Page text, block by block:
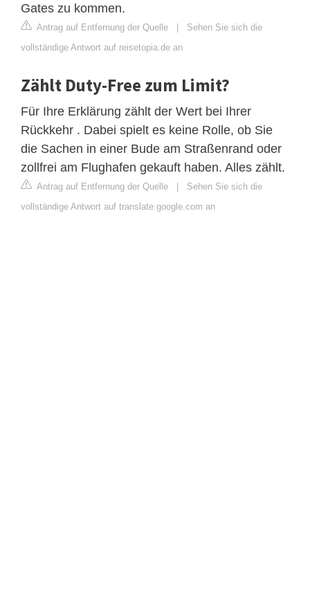
Gates zu kommen.
Antrag auf Entfernung der Quelle | Sehen Sie sich die
vollständige Antwort auf reisetopia.de an
Zählt Duty-Free zum Limit?
Für Ihre Erklärung zählt der Wert bei Ihrer
Rückkehr . Dabei spielt es keine Rolle, ob Sie
die Sachen in einer Bude am Straßenrand oder
zollfrei am Flughafen gekauft haben. Alles zählt.
Antrag auf Entfernung der Quelle | Sehen Sie sich die
vollständige Antwort auf translate.google.com an